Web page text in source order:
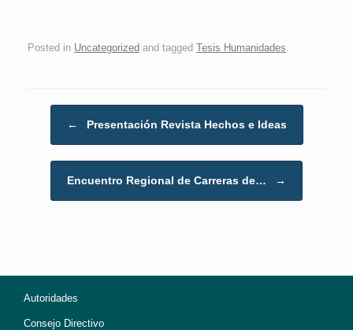
Posted in Uncategorized and tagged Tesis Humanidades
← Presentación Revista Hechos e Ideas
Encuentro Regional de Carreras de… →
Autoridades
Consejo Directivo